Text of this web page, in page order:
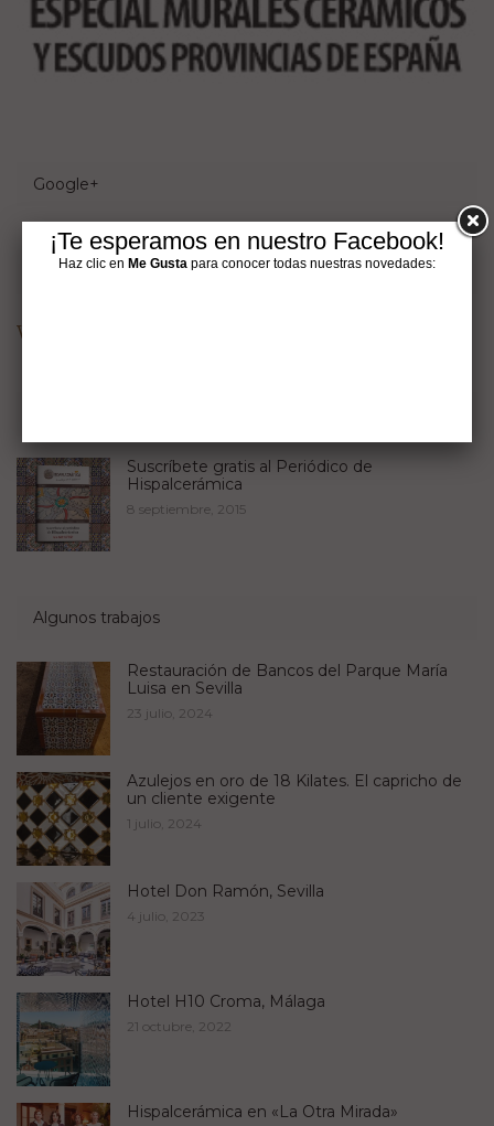
Google+
Pinterest
Visit Hispalcerámica's profile on Pinterest.
Suscríbete gratis al Periódico de
Hispalcerámica
8 septiembre, 2015
Algunos trabajos
Restauración de Bancos del Parque María
Luisa en Sevilla
23 julio, 2024
Azulejos en oro de 18 Kilates. El capricho de
un cliente exigente
1 julio, 2024
Hotel Don Ramón, Sevilla
4 julio, 2023
Hotel H10 Croma, Málaga
21 octubre, 2022
Hispalcerámica en «La Otra Mirada»
¡Te esperamos en nuestro Facebook!
Haz clic en Me Gusta para conocer todas nuestras novedades: